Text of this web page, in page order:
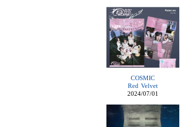
Nike Billig
moncler Daunenmantel damen
Moncler Jacken Herren
Billig Moncler dam
Billig moncler
Louboutin Schuhe Outlet
Christian Louboutin Schuhe Kaufen
louboutin schuhe sale
Billig Christian Louboutin Schuhe
louboutin Schuhe Shop
Damen Moncler Jacken
Christian Louboutin Online Shop
Longchamp pliage pas cher
moncler outlet zürich
Günstige Nike Air Max
COSMIC
Red Velvet
2024/07/01